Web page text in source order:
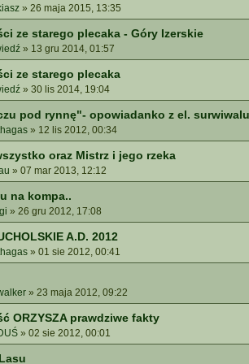
» 26 maja 2015, 13:35
ze starego plecaka - Góry Izerskie
» 13 gru 2014, 01:57
ze starego plecaka
» 30 lis 2014, 19:04
pod rynnę"- opowiadanko z el. surwiwalu
» 12 lis 2012, 00:34
oraz Mistrz i jego rzeka
» 07 mar 2013, 12:12
na kompa..
» 26 gru 2012, 17:08
A.D. 2012
» 01 sie 2012, 00:41
» 23 maja 2012, 09:22
ORZYSZA prawdziwe fakty
» 02 sie 2012, 00:01